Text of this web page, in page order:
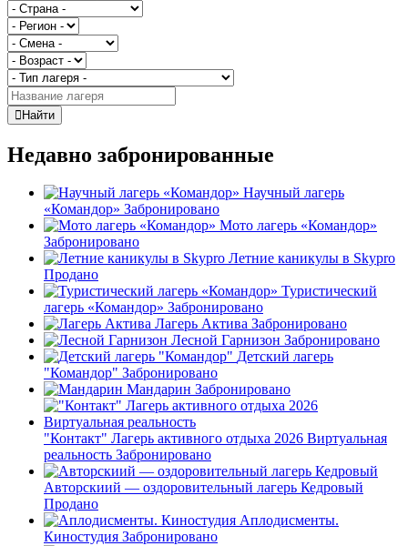
Найти
Недавно забронированные
Научный лагерь
«Командор» Забронировано
Мото лагерь «Командор»
Забронировано
Летние каникулы в Skypro
Продано
Туристический
лагерь «Командор» Забронировано
Лагерь Актива Забронировано
Лесной Гарнизон Забронировано
Детский лагерь
"Командор" Забронировано
Мандарин Забронировано
"Контакт" Лагерь активного отдыха 2026 Виртуальная
реальность Забронировано
Авторскиий — оздоровительный лагерь Кедровый
Продано
Аплодисменты.
Киностудия Забронировано